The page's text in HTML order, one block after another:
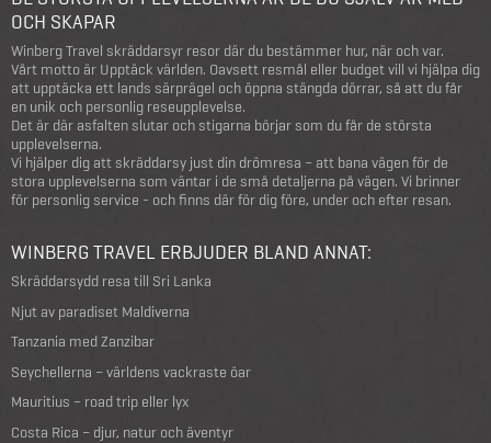
OCH SKAPAR
Winberg Travel skräddarsyr resor där du bestämmer hur, när och var.
Vårt motto är Upptäck världen. Oavsett resmål eller budget vill vi hjälpa dig
att upptäcka ett lands särprägel och öppna stängda dörrar, så att du får
en unik och personlig reseupplevelse.
Det är där asfalten slutar och stigarna börjar som du får de största
upplevelserna.
Vi hjälper dig att skräddarsy just din drömresa – att bana vägen för de
stora upplevelserna som väntar i de små detaljerna på vägen. Vi brinner
för personlig service - och finns där för dig före, under och efter resan.
WINBERG TRAVEL ERBJUDER BLAND ANNAT:
Skräddarsydd resa till Sri Lanka
Njut av paradiset Maldiverna
Tanzania med Zanzibar
Seychellerna – världens vackraste öar
Mauritius – road trip eller lyx
Costa Rica – djur, natur och äventyr